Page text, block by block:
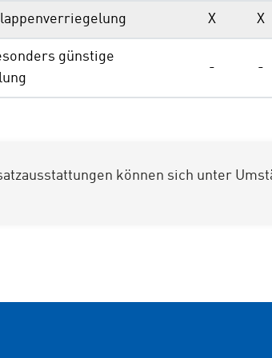
X X
günstige
- -
können sich unter